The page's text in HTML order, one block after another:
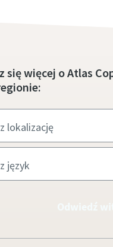
się więcej o Atlas